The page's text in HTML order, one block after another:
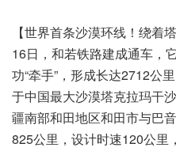
【世界首条沙漠环线！绕着
16日，和若铁路建成通车，
功“牵手”，形成长达2712公
于中国最大沙漠塔克拉玛干
疆南部和田地区和田市与巴
825公里，设计时速120公里